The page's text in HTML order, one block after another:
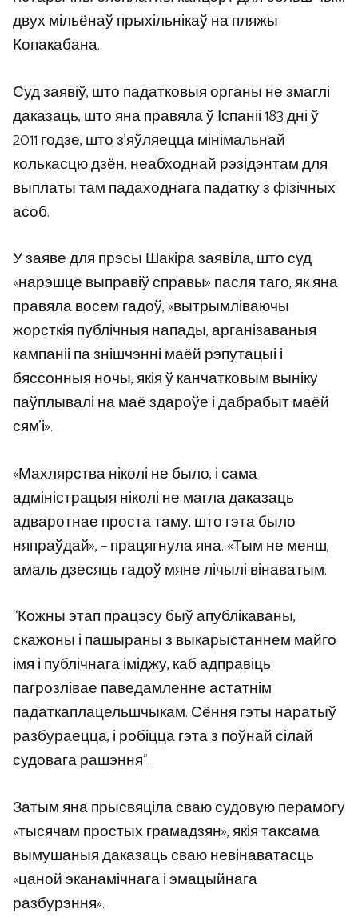
двух мільёнаў прыхільнікаў на пляжы
Копакабана.
Суд заявіў, што падатковыя органы не змаглі
даказаць, што яна правяла ў Іспаніі 183 дні ў
2011 годзе, што з’яўляецца мінімальнай
колькасцю дзён, неабходнай рэзідэнтам для
выплаты там падаходнага падатку з фізічных
асоб.
У заяве для прэсы Шакіра заявіла, што суд
«нарэшце выправіў справы» пасля таго, як яна
правяла восем гадоў, «вытрымліваючы
жорсткія публічныя напады, арганізаваныя
кампаніі па знішчэнні маёй рэпутацыі і
бяссонныя ночы, якія ў канчатковым выніку
паўплывалі на маё здароўе і дабрабыт маёй
сям’і».
«Махлярства ніколі не было, і сама
адміністрацыя ніколі не магла даказаць
адваротнае проста таму, што гэта было
няпраўдай», – працягнула яна. «Тым не менш,
амаль дзесяць гадоў мяне лічылі вінаватым.
“Кожны этап працэсу быў апублікаваны,
скажоны і пашыраны з выкарыстаннем майго
імя і публічнага іміджу, каб адправіць
пагрозлівае паведамленне астатнім
падаткаплацельшчыкам. Сёння гэты наратыў
разбураецца, і робіцца гэта з поўнай сілай
судовага рашэння”.
Затым яна прысвяціла сваю судовую перамогу
«тысячам простых грамадзян», якія таксама
вымушаныя даказаць сваю невінаватасць
«цаной эканамічнага і эмацыйнага
разбурэння».